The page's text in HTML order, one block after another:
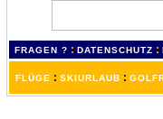
FRAGEN ? : DATENSCHUTZ :
FLÜGE : SKIURLAUB :